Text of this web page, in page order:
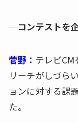
─コンテストを
菅野： テレビ
リーチがしづら
ョンに対する課
た。